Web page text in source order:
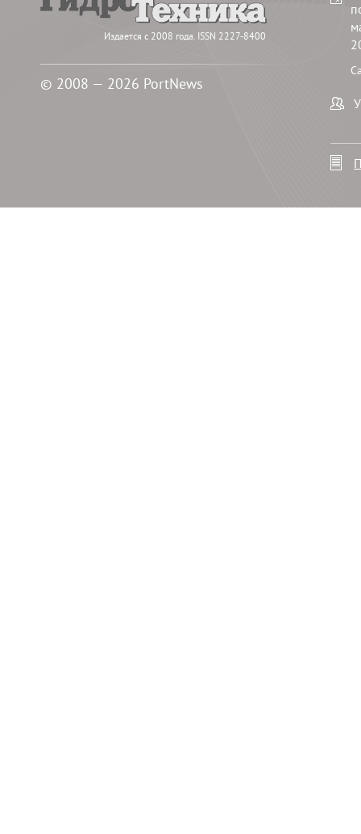
Издается с 2008 года. ISSN 2227-8400
© 2008 — 2026 PortNews